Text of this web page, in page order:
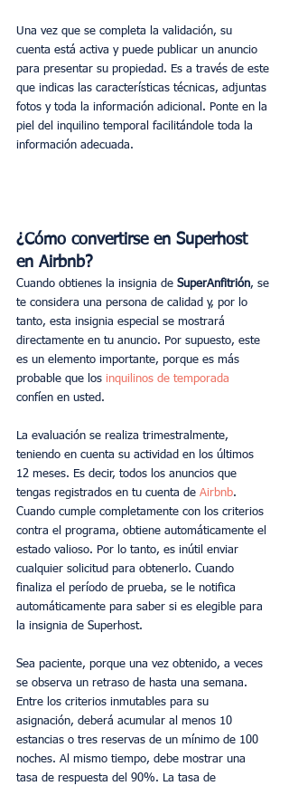
Una vez que se completa la validación, su
cuenta está activa y puede publicar un anuncio
para presentar su propiedad. Es a través de este
que indicas las características técnicas, adjuntas
fotos y toda la información adicional. Ponte en la
piel del inquilino temporal facilitándole toda la
información adecuada.
¿Cómo convertirse en Superhost
en Airbnb?
Cuando obtienes la insignia de SuperAnfitrión, se
te considera una persona de calidad y, por lo
tanto, esta insignia especial se mostrará
directamente en tu anuncio. Por supuesto, este
es un elemento importante, porque es más
probable que los inquilinos de temporada
confíen en usted.
La evaluación se realiza trimestralmente,
teniendo en cuenta su actividad en los últimos
12 meses. Es decir, todos los anuncios que
tengas registrados en tu cuenta de Airbnb.
Cuando cumple completamente con los criterios
contra el programa, obtiene automáticamente el
estado valioso. Por lo tanto, es inútil enviar
cualquier solicitud para obtenerlo. Cuando
finaliza el período de prueba, se le notifica
automáticamente para saber si es elegible para
la insignia de Superhost.
Sea paciente, porque una vez obtenido, a veces
se observa un retraso de hasta una semana.
Entre los criterios inmutables para su
asignación, deberá acumular al menos 10
estancias o tres reservas de un mínimo de 100
noches. Al mismo tiempo, debe mostrar una
tasa de respuesta del 90%. La tasa de